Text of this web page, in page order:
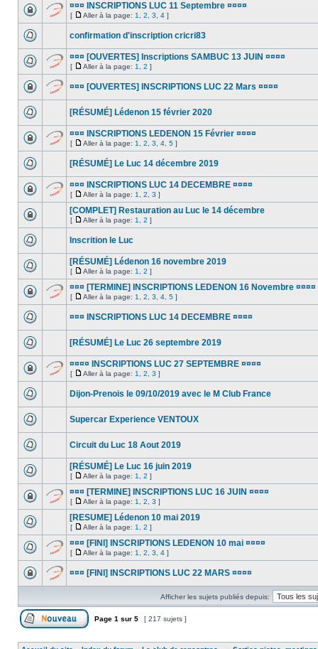
¤¤¤ INSCRIPTIONS LUC 11 Septembre ¤¤¤¤
[ Aller à la page: 1 2 3 4 ]
confirmation d'inscription cricri83
¤¤¤ [OUVERTES] Inscriptions SAMBUC 13 JUIN ¤¤¤¤
[ Aller à la page: 1 2 ]
¤¤¤ [OUVERTES] INSCRIPTIONS LUC 22 Mars ¤¤¤¤
[RÉSUMÉ] Lédenon 15 février 2020
¤¤¤ INSCRIPTIONS LEDENON 15 Février ¤¤¤¤
[ Aller à la page: 1 2 3 4 5 ]
[RÉSUMÉ] Le Luc 14 décembre 2019
¤¤¤ INSCRIPTIONS LUC 14 DECEMBRE ¤¤¤¤
[ Aller à la page: 1 2 3 ]
[COMPLET] Restauration au Luc le 14 décembre
[ Aller à la page: 1 2 ]
Inscrition le Luc
[RÉSUMÉ] Lédenon 16 novembre 2019
[ Aller à la page: 1 2 ]
¤¤¤ [TERMINE] INSCRIPTIONS LEDENON 16 Novembre ¤¤¤¤
[ Aller à la page: 1 2 3 4 5 ]
¤¤¤ INSCRIPTIONS LUC 14 DECEMBRE ¤¤¤¤
[RÉSUMÉ] Le Luc 26 septembre 2019
¤¤¤¤ INSCRIPTIONS LUC 27 SEPTEMBRE ¤¤¤¤
[ Aller à la page: 1 2 3 ]
Dijon-Prenois le 09/10/2019 avec le M Club France
Supercar Experience VENTOUX
Circuit du Luc 18 Aout 2019
[RÉSUMÉ] Le Luc 16 juin 2019
[ Aller à la page: 1 2 ]
¤¤¤ [TERMINE] INSCRIPTIONS LUC 16 JUIN ¤¤¤¤
[ Aller à la page: 1 2 3 ]
[RESUME] Lédenon 10 mai 2019
[ Aller à la page: 1 2 ]
¤¤¤ [FINI] INSCRIPTIONS LEDENON 10 mai ¤¤¤¤
[ Aller à la page: 1 2 3 4 ]
¤¤¤ [FINI] INSCRIPTIONS LUC 22 MARS ¤¤¤¤
Afficher les sujets publiés depuis:
Page 1 sur 5 [ 217 sujets ]